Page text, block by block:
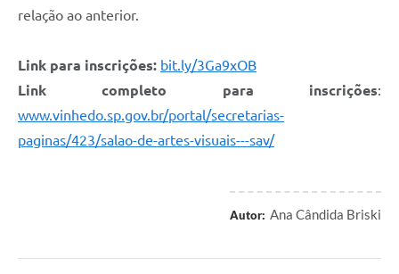
relação ao anterior.
Link para inscrições: bit.ly/3Ga9xOB
Link completo para inscrições:
www.vinhedo.sp.gov.br/portal/secretarias-
paginas/423/salao-de-artes-visuais---sav/
Autor: Ana Cândida Briski